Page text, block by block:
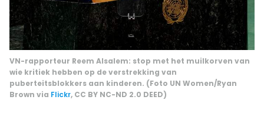
VN-rapporteur Reem Alsalem: stop met het muilkorven van
wie kritiek hebben op de verstrekking van
puberteitsblokkers aan kinderen. (Foto UN Women/Ryan
Brown via Flickr, CC BY NC-ND 2.0 DEED)